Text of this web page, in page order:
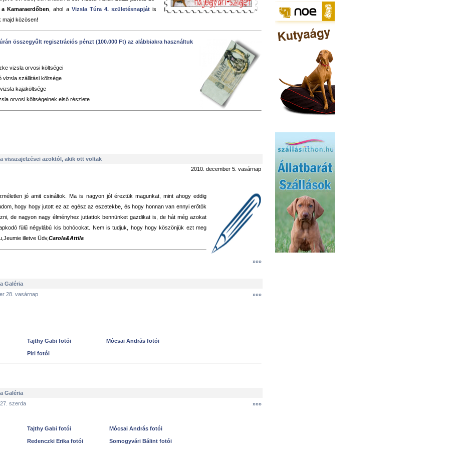
Kamaraerdőben
, ahol a Vizsla Túra 4. születésnapjátis
majd közösen!
összegyűlt regisztrációs pénzt (100.000 Ft) az alábbiakra használtuk
vizsla orvosi költségei
vizsla szállítási költsége
kajaköltsége
orvosi költségeinek első részlete
visszajelzései azoktól, akik ott voltak
2010. december 5. vasárnap
jó amit csináltok. Ma is nagyon jól éreztük magunkat, mint ahogy eddig
hogy hogy jutott ez az egész az eszetekbe, és hogy honnan van ennyi erőtök
de nagyon nagy élményhez juttattok bennünket gazdikat is, de hát még azokat
fülű négylábú kis bohócokat. Nem is tudjuk, hogy hogy köszönjük ezt meg
illetve Üdv,Carola&Attila
»»»
Galéria
28. vasárnap
»»»
Tajthy Gabi fotói Mócsai András fotói
Piri fotói
Galéria
szerda
»»»
Tajthy Gabi fotói Mócsai András fotói
Redenczki Erika fotói Somogyvári Bálint fotói